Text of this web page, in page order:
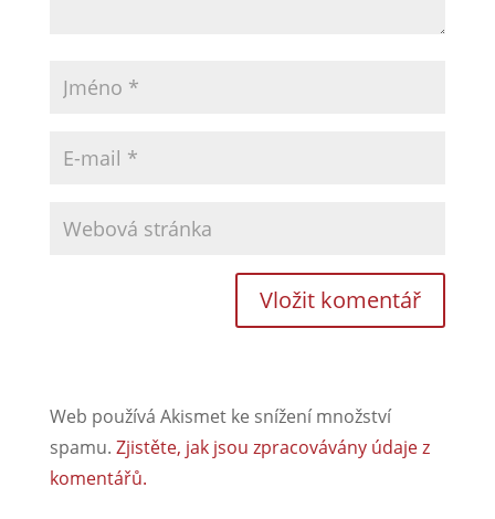
Web používá Akismet ke snížení množství
spamu. Zjistěte, jak jsou zpracovávány údaje z
komentářů.